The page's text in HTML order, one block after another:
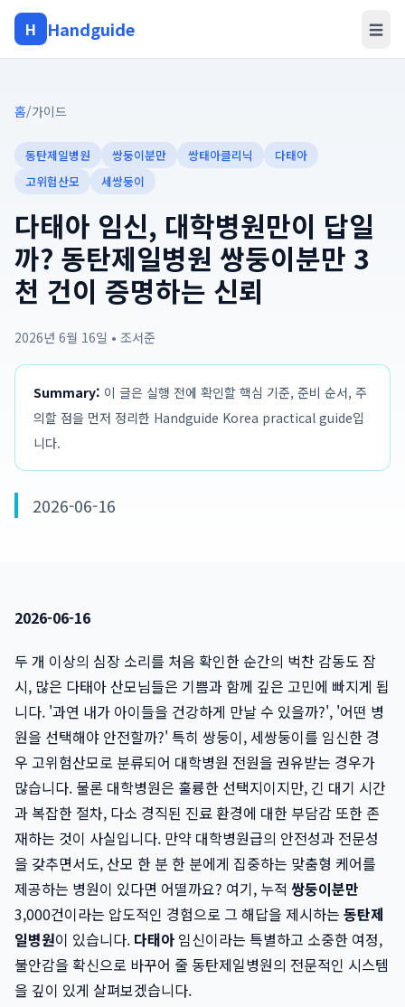
H Handguide ☰
홈/가이드
동탄제일병원 쌍둥이분만 쌍태아클리닉
다태아
고위험산모
세쌍둥이
다태아 임신, 대학병원만이 답일
까? 동탄제일병원 쌍둥이분만 3
천 건이 증명하는 신뢰
2026년 6월 16일 • 조서준
Summary: 이 글은 실행 전에 확인할 핵심 기준, 준비 순서, 주
의할 점을 먼저 정리한 Handguide Korea practical guide입
니다.
2026-06-16
2026-06-16
두 개 이상의 심장 소리를 처음 확인한 순간의 벅찬 감동도 잠
시, 많은 다태아 산모님들은 기쁨과 함께 깊은 고민에 빠지게 됩
니다. '과연 내가 아이들을 건강하게 만날 수 있을까?', '어떤 병
원을 선택해야 안전할까?' 특히 쌍둥이, 세쌍둥이를 임신한 경
우 고위험산모로 분류되어 대학병원 전원을 권유받는 경우가
많습니다. 물론 대학병원은 훌륭한 선택지이지만, 긴 대기 시간
과 복잡한 절차, 다소 경직된 진료 환경에 대한 부담감 또한 존
재하는 것이 사실입니다. 만약 대학병원급의 안전성과 전문성
을 갖추면서도, 산모 한 분 한 분에게 집중하는 맞춤형 케어를
제공하는 병원이 있다면 어떨까요? 여기, 누적 쌍둥이분만
3,000건이라는 압도적인 경험으로 그 해답을 제시하는 동탄제
일병원이 있습니다. 다태아 임신이라는 특별하고 소중한 여정,
불안감을 확신으로 바꾸어 줄 동탄제일병원의 전문적인 시스템
을 깊이 있게 살펴보겠습니다.